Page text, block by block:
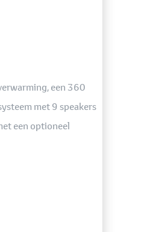
een 360
met 9 speakers
een optioneel